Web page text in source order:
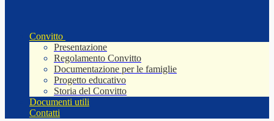
Convitto
Presentazione
Regolamento Convitto
Documentazione per le famiglie
Progetto educativo
Storia del Convitto
Documenti utili
Contatti